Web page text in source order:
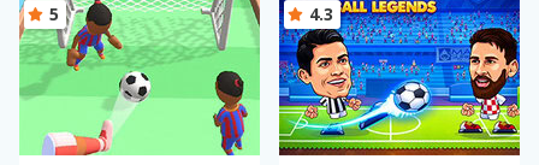
5 4.3